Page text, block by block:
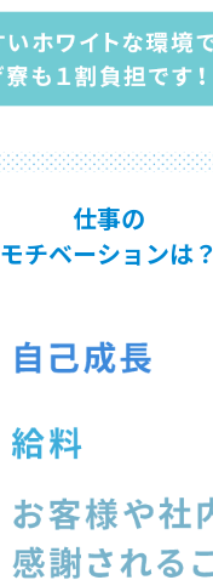
仕事の
モチベーションは？